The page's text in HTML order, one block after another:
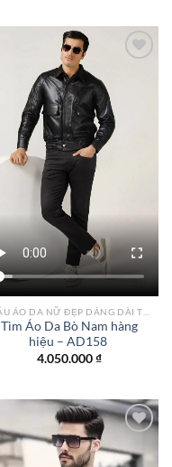
Tìm Áo Da Bò Nam hàng
hiệu – AD158
4.050.000₫